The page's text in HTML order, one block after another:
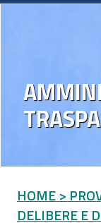
HOME >
DELIBERE E